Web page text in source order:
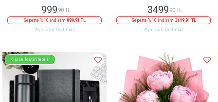
999,90 TL
Sepette % 10 indirim 899,91 TL
Aynı Gün Teslimat
3499 ,90 TL
Sepette % 10 indirim 3149,91 TL
Aynı Gün Teslimat
Kişiselleştirilebilir